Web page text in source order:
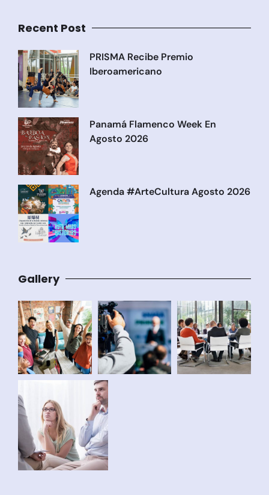
Recent Post
PRISMA Recibe Premio
Iberoamericano
Panamá Flamenco Week En
Agosto 2026
Agenda #ArteCultura Agosto 2026
Gallery